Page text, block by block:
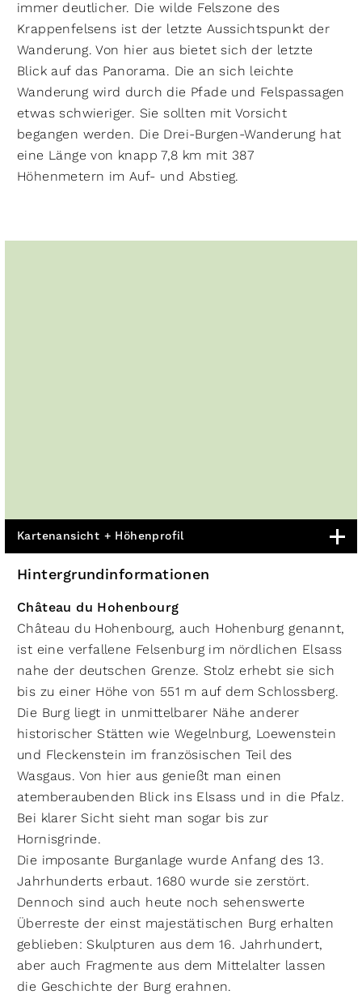
immer deutlicher. Die wilde Felszone des
Krappenfelsens ist der letzte Aussichtspunkt der
Wanderung. Von hier aus bietet sich der letzte
Blick auf das Panorama. Die an sich leichte
Wanderung wird durch die Pfade und Felspassagen
etwas schwieriger. Sie sollten mit Vorsicht
begangen werden. Die Drei-Burgen-Wanderung hat
eine Länge von knapp 7,8 km mit 387
Höhenmetern im Auf- und Abstieg.
Kartenansicht + Höhenprofil
Hintergrundinformationen
Château du Hohenbourg
Château du Hohenbourg, auch Hohenburg genannt,
ist eine verfallene Felsenburg im nördlichen Elsass
nahe der deutschen Grenze. Stolz erhebt sie sich
bis zu einer Höhe von 551 m auf dem Schlossberg.
Die Burg liegt in unmittelbarer Nähe anderer
historischer Stätten wie Wegelnburg, Loewenstein
und Fleckenstein im französischen Teil des
Wasgaus. Von hier aus genießt man einen
atemberaubenden Blick ins Elsass und in die Pfalz.
Bei klarer Sicht sieht man sogar bis zur
Hornisgrinde.
Die imposante Burganlage wurde Anfang des 13.
Jahrhunderts erbaut. 1680 wurde sie zerstört.
Dennoch sind auch heute noch sehenswerte
Überreste der einst majestätischen Burg erhalten
geblieben: Skulpturen aus dem 16. Jahrhundert,
aber auch Fragmente aus dem Mittelalter lassen
die Geschichte der Burg erahnen.